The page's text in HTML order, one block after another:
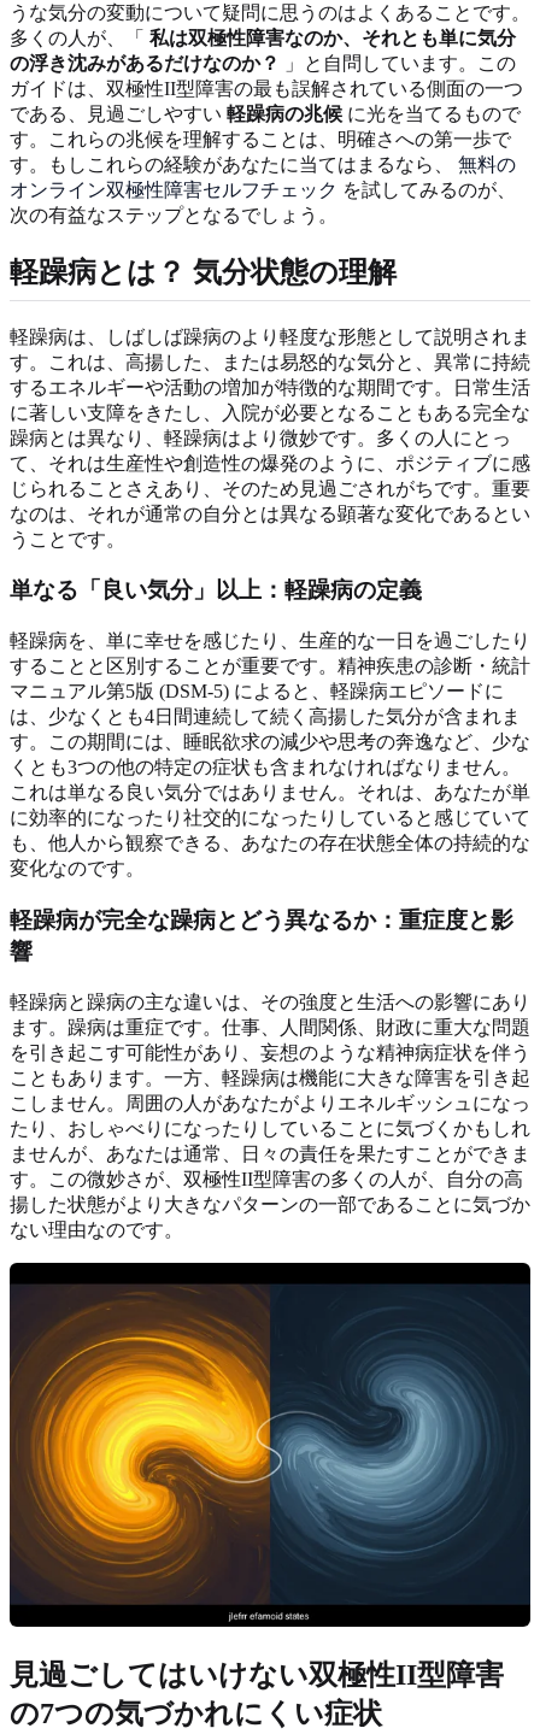
うな気分の変動について疑問に思うのはよくあることです。
多くの人が、「 私は双極性障害なのか、それとも単に気分
の浮き沈みがあるだけなのか？
」と自問しています。この
ガイドは、双極性II型障害の最も誤解されている側面の一つ
である、見過ごしやすい 軽躁病の兆候 に光を当てるもので
す。これらの兆候を理解することは、明確さへの第一歩で
す。もしこれらの経験があなたに当てはまるなら、 無料の
オンライン双極性障害セルフチェック を試してみるのが、
次の有益なステップとなるでしょう。
軽躁病とは？ 気分状態の理解
軽躁病は、しばしば躁病のより軽度な形態として説明されま
す。これは、高揚した、または易怒的な気分と、異常に持続
するエネルギーや活動の増加が特徴的な期間です。日常生活
に著しい支障をきたし、入院が必要となることもある完全な
躁病とは異なり、軽躁病はより微妙です。多くの人にとっ
て、それは生産性や創造性の爆発のように、ポジティブに感
じられることさえあり、そのため見過ごされがちです。重要
なのは、それが通常の自分とは異なる顕著な変化であるとい
うことです。
単なる「良い気分」以上：軽躁病の定義
軽躁病を、単に幸せを感じたり、生産的な一日を過ごしたり
することと区別することが重要です。精神疾患の診断・統計
マニュアル第5版 (DSM-5) によると、軽躁病エピソードに
は、少なくとも4日間連続して続く高揚した気分が含まれま
す。この期間には、睡眠欲求の減少や思考の奔逸など、少な
くとも3つの他の特定の症状も含まれなければなりません。
これは単なる良い気分ではありません。それは、あなたが単
に効率的になったり社交的になったりしていると感じていて
も、他人から観察できる、あなたの存在状態全体の持続的な
変化なのです。
軽躁病が完全な躁病とどう異なるか：重症度と影
響
軽躁病と躁病の主な違いは、その強度と生活への影響にあり
ます。躁病は重症です。仕事、人間関係、財政に重大な問題
を引き起こす可能性があり、妄想のような精神病症状を伴う
こともあります。一方、軽躁病は機能に大きな障害を引き起
こしません。周囲の人があなたがよりエネルギッシュになっ
たり、おしゃべりになったりしていることに気づくかもしれ
ませんが、あなたは通常、日々の責任を果たすことができま
す。この微妙さが、双極性II型障害の多くの人が、自分の高
揚した状態がより大きなパターンの一部であることに気づか
ない理由なのです。
見過ごしてはいけない双極性II型障害
の7つの気づかれにくい症状